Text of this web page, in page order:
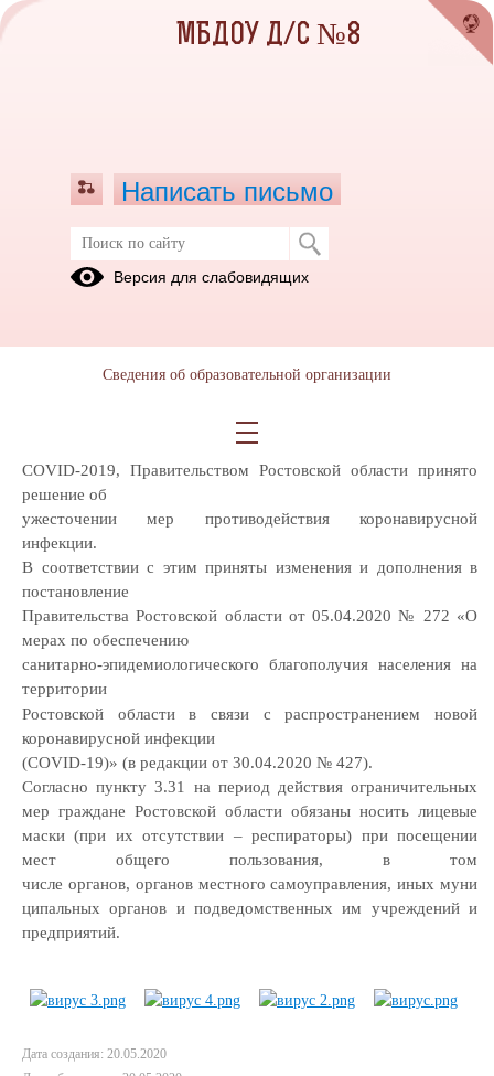
БЕРЕГИТЕ СЕБЯ И БЛИЗКИХ!!!
В связи с сохраняющейся неблагоприятной
на территории Ростовской области, высокими темпами
COVID-2019, Правительством Ростовской области принято
решение об
ужесточении мер противодействия коронавирусной
инфекции.
В соответствии с этим приняты изменения и дополнения в
постановление
Правительства Ростовской области от 05.04.2020 № 272 «О
мерах по обеспечению
санитарно-эпидемиологического благополучия населения на
территории
Ростовской области в связи с распространением новой
коронавирусной инфекции
(COVID-19)» (в редакции от 30.04.2020 № 427).
Согласно пункту 3.31 на период действия ограничительных
мер граждане Ростовской области обязаны носить лицевые
маски (при их отсутствии –респираторы) при посещении
мест общего пользования, в том
числе органов, органов местногосамоуправления,иныхмуни
ципальных органов и подведомственных им учреждений и
предприятий.
Дата создания: 20.05.2020
МБДОУ Д/С №8
Написать письмо
Версия для слабовидящих
Сведения об образовательной организации